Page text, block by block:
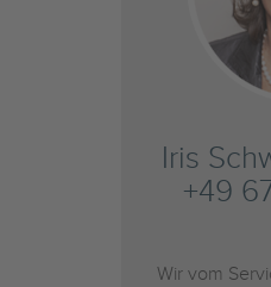
Iris
+49
Wir vom